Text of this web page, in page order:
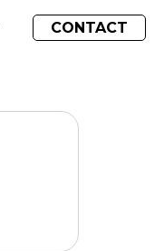
CONTACT